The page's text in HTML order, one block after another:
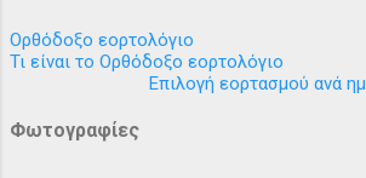
Ορθόδοξο εορτολόγιο
Τι είναι το Ορθόδοξο εορτολόγιο
Επιλογή εορτασμού ανά
Φωτογραφίες